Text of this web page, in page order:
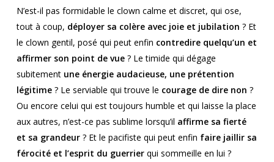
N’est-il pas formidable le clown calme et discret, qui ose,
tout à coup, déployer sa colèreavec joie et jubilation ? Et
le clown gentil, posé qui peut enfin contredire quelqu’un et
affirmer son point de vue? Le timide qui dégage
subitement une énergie audacieuse, une prétention
légitime? Le serviable quitrouve le courage de dire non ?
Ou encore celui qui est toujours humble et qui laisse la place
aux autres, n’est-ce pas sublime lorsqu’il affirme sa fierté
et sa grandeur? Et le pacifiste qui peut enfin faire jaillir sa
férocité et l’esprit du guerrierqui sommeille en lui ?